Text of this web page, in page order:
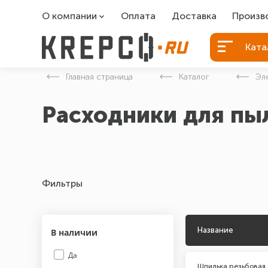
О компании
О компании
Оплата Доставка
Болты
Болты
Главная страница Каталог
Расходники для
Фильтры
В наличии
Да
Название
Шпилька